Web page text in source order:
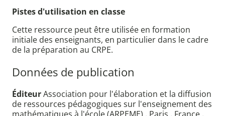
Pistes d'utilisation en classe
Cette ressource peut être utilisée en formation
initiale des enseignants, en particulier dans le cadre
de la préparation au CRPE.
Données de publication
ÉditeurAssociation pour l'élaboration et la diffusion
de ressources pédagogiques sur l'enseignement des